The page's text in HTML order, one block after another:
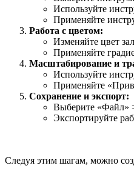
Используйте
Применяйте
Работа с цветом:
Изменяйте цвет
Применяйте
Масштабирование и
Используйте
Применяйте
Сохранение и экспорт:
Выберите «Файл»
Экспортируйте
Следуя этим шагам, можно